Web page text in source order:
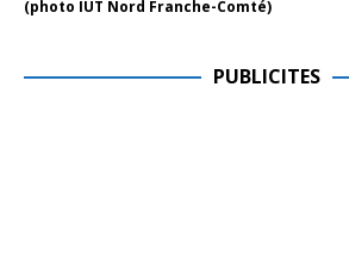
(photo IUT Nord Franche-Comté)
PUBLICITES